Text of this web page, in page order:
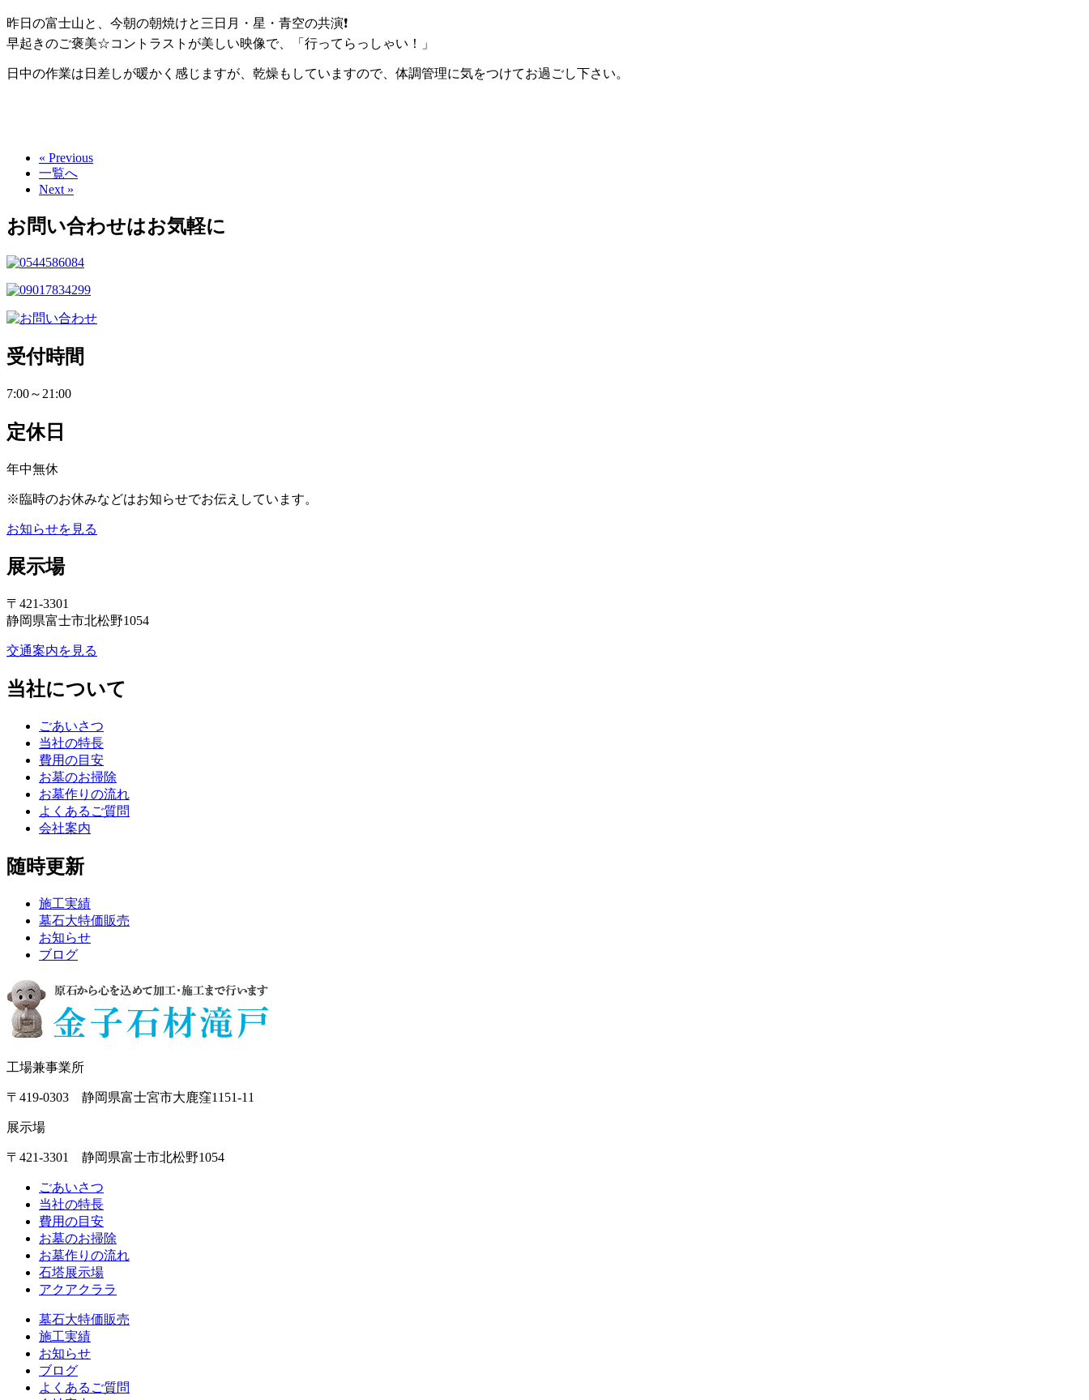
昨日の富士山と、今朝の朝焼けと三日月・星・青空の共演❗️
早起きのご褒美☆コントラストが美しい映像で、「行ってらっしゃい！」
日中の作業は日差しが暖かく感じますが、乾燥もしていますので、体調管理に気をつけてお過ごし下さい。
« Previous
一覧へ
Next »
お問い合わせはお気軽に
受付時間
7:00～21:00
定休日
年中無休
※臨時のお休みなどはお知らせでお伝えしています。
お知らせを見る
展示場
〒421-3301
静岡県富士市北松野1054
交通案内を見る
当社について
ごあいさつ
当社の特長
費用の目安
お墓のお掃除
お墓作りの流れ
よくあるご質問
会社案内
随時更新
施工実績
墓石大特価販売
お知らせ
ブログ
工場兼事業所
〒419-0303 静岡県富士宮市大鹿窪1151-11
展示場
〒421-3301 静岡県富士市北松野1054
ごあいさつ
当社の特長
費用の目安
お墓のお掃除
お墓作りの流れ
石塔展示場
アクアクララ
墓石大特価販売
施工実績
お知らせ
ブログ
よくあるご質問